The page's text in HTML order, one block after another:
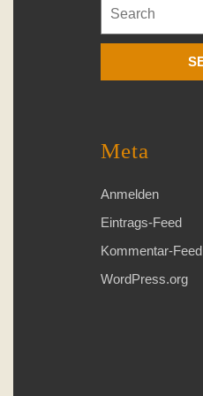
for:
Meta
Anmelden
Eintrags-Feed
Kommentar-Feed
WordPress.org